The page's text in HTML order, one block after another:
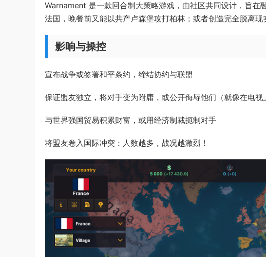
Warnament 是一款回合制大策略游戏，由社区共同设计，旨在
法国，晚餐前又能以共产卢森堡攻打柏林；或者创造完全脱离现
影响与操控
宣布战争或签署和平条约，缔结协约与联盟
保证盟友独立，将对手变为附庸，或公开侮辱他们（就像在电视
与世界强国贸易积累财富，或用经济制裁扼制对手
将盟友卷入国际冲突：人数越多，战况越激烈！